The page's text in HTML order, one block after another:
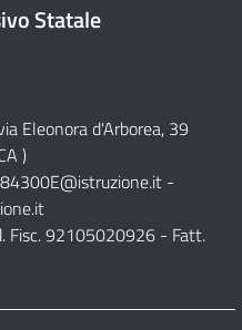
Statale
Eleonora d'Arborea, 39
)
-
Fisc. 92105020926 - Fatt.